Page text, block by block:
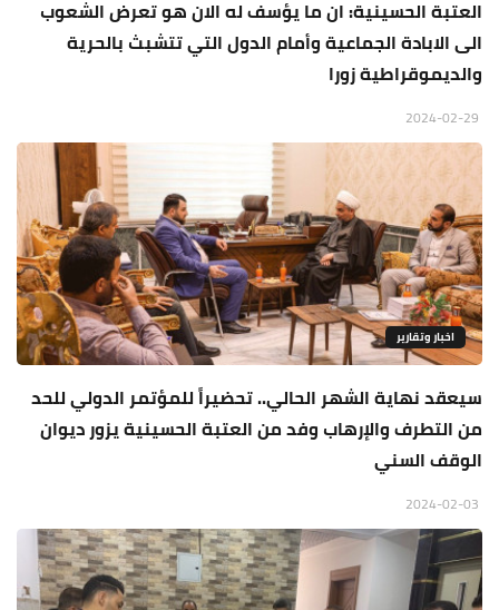
العتبة الحسينية: ان ما يؤسف له الان هو تعرض الشعوب
الى الابادة الجماعية وأمام الدول التي تتشبث بالحرية
والديموقراطية زورا
اخبار وتقارير
سيعقد نهاية الشهر الحالي.. تحضيراً للمؤتمر الدولي للحد
من التطرف والإرهاب وفد من العتبة الحسينية يزور ديوان
الوقف السني